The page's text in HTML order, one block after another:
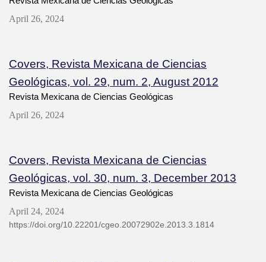
April 26, 2024
Covers, Revista Mexicana de Ciencias
Geológicas, vol. 29, num. 2, August 2012
Revista Mexicana de Ciencias Geológicas
April 26, 2024
Covers, Revista Mexicana de Ciencias
Geológicas, vol. 30, num. 3, December 2013
Revista Mexicana de Ciencias Geológicas
April 24, 2024
https://doi.org/10.22201/cgeo.20072902e.2013.3.1814